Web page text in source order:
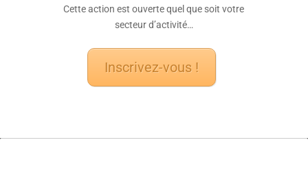
Cette action est ouverte quel que soit votre
secteur d’activité…
Inscrivez-vous !